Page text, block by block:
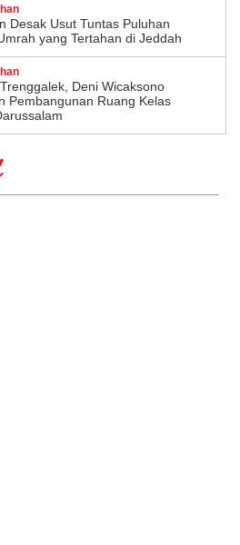
Desak Usut Tuntas Puluhan
yang Tertahan di Jeddah
Deni Wicaksono
Pembangunan Ruang Kelas